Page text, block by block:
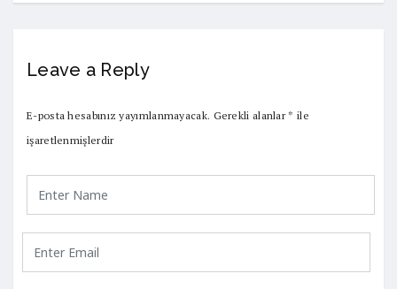
Leave a Reply
E-posta hesabınız yayımlanmayacak. Gerekli alanlar* ile
işaretlenmişlerdir